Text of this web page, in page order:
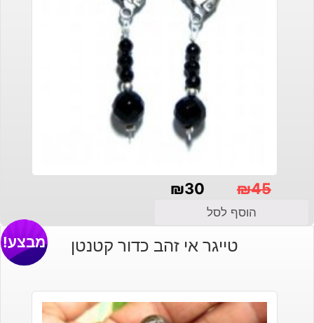
₪45
המקורי
₪30
הנוכחי
הוסף לסל
טייגר אי זהב כדור קטנטן מבצע!